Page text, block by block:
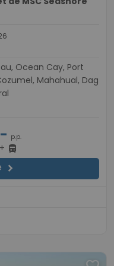
Mahahual, Dag
p.p.
directions_bus
chevron_right